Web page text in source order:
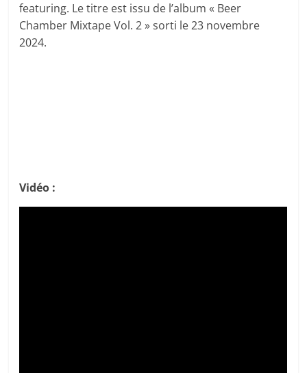
featuring. Le titre est issu de l’album « Beer
Chamber Mixtape Vol. 2 » sorti le 23 novembre
2024.
Vidéo :